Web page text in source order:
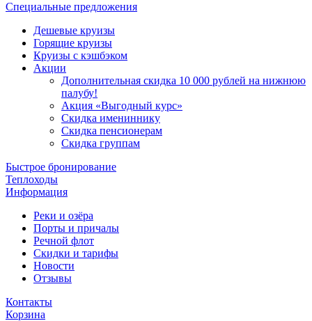
Специальные предложения
Дешевые круизы
Горящие круизы
Круизы с кэшбэком
Акции
Дополнительная скидка 10 000 рублей на нижнюю
палубу!
Акция «Выгодный курс»
Скидка имениннику
Скидка пенсионерам
Скидка группам
Быстрое бронирование
Теплоходы
Информация
Реки и озёра
Порты и причалы
Речной флот
Скидки и тарифы
Новости
Отзывы
Контакты
Корзина